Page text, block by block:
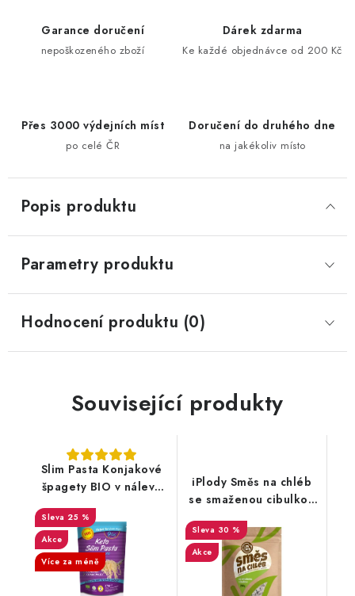
Garance doručení
nepoškozeného zboží
Dárek zdarma
Ke každé objednávce od 200 Kč
Přes 3000 výdejních míst
po celé ČR
Doručení do druhého dne
na jakékoliv místo
Popis produktu
Parametry produktu
Hodnocení produktu (0)
Související produkty
Slim Pasta Konjakové
špagety BIO v nálevu
270 g
25 %
Akce
Více za méně
iPlody Směs na chléb
se smaženou cibulkou
Low carb 250g
30 %
Akce